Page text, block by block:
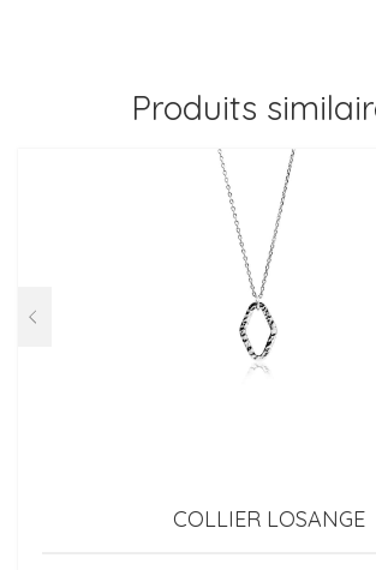
Produits
COLLIER LOSANGE